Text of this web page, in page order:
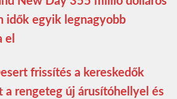
idők egyik legnagyobb
el
frissítés a kereskedők
a rengeteg új árusítóhellyel és